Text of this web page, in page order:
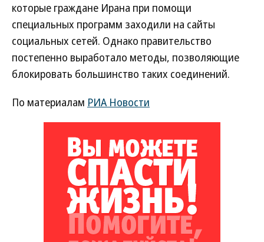
которые граждане Ирана при помощи
специальных программ заходили на сайты
социальных сетей. Однако правительство
постепенно выработало методы, позволяющие
блокировать большинство таких соединений.
По материалам РИА Новости